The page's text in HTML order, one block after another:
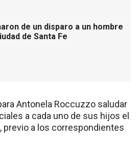
de un disparo a un hombre
de Santa Fe
Antonela Roccuzzo saludar
a cada uno de sus hijos el
previo a los correspondientes